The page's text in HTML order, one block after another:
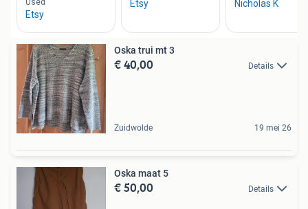
Oska trui mt 3
€ 40,00 Details
Zuidwolde 19 mei 26
Oska maat 5
€ 50,00 Details